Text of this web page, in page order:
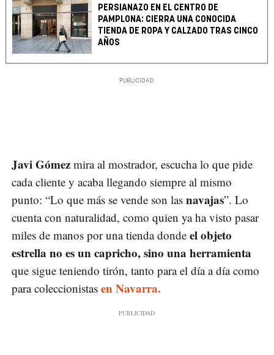
PERSIANAZO EN EL CENTRO DE
PAMPLONA: CIERRA UNA CONOCIDA
TIENDA DE ROPA Y CALZADO TRAS CINCO
AÑOS
Javi Gómez mira al mostrador, escucha lo que pide
cada cliente y acaba llegando siempre al mismo
punto: “Lo que más se vende son las navajas”. Lo
cuenta con naturalidad, como quien ya ha visto pasar
miles de manos por una tienda donde el objeto
estrella no es un capricho, sino una herramienta
que sigue teniendo tirón, tanto para el día a día como
para coleccionistas en Navarra.